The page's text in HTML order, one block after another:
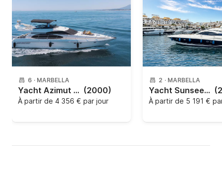
6 · MARBELLA
Yacht Azimut azimut 56 1600cv (2000)
À partir de 4 356 € par jour
2 · MARBELLA
Yacht Sunseeker 61 Predator
À partir de 5 191 €